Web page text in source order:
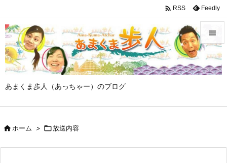
あまくま歩人（あっちゃー）のブログ


メニュ

 RSS Feedly
ホーム > 放送内容